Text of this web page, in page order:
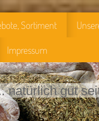
Sortiment
Impressum
gut